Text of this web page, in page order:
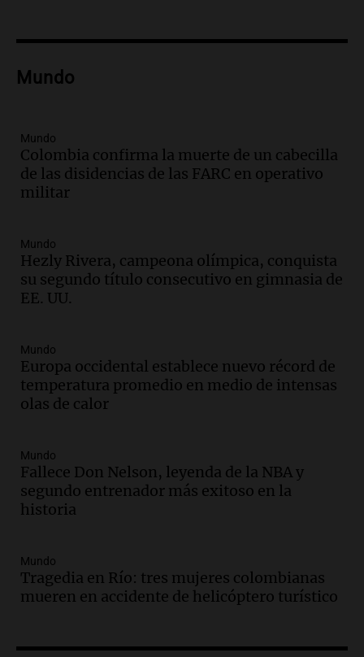
Episodios
investigación internacional sobre asma
Episodios
Audio.Suspenden descuento en SUBE y
aumentan tarifas del SUBTE en Buenos
Aires desde agosto
Audio.Kicillof critica la desregulación
financiera y el aumento de la morosidad
en Buenos Aires
Audio.
Corte Suprema tras fallo que aparta a
Pagani como rector
Panorama Federal
Audio.
que la justicia social viene siendo
“despreciada y burlada”
Santa Misa
de su gran muestra anual con la
participación de miles de visitantes
Panorama Federal
Audio.El Senado de Santa Fe aprueba
Mundo
Mundo
Colombia confirma la muerte de un cabecilla
de las disidencias de las FARC en operativo
militar
Mundo
Hezly Rivera, campeona olímpica, conquista
su segundo título consecutivo en gimnasia de
EE. UU.
Mundo
Europa occidental establece nuevo récord de
temperatura promedio en medio de intensas
olas de calor
Mundo
Fallece Don Nelson, leyenda de la NBA y
segundo entrenador más exitoso en la
historia
Mundo
Tragedia en Río: tres mujeres colombianas
mueren en accidente de helicóptero turístico